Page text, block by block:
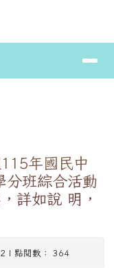
⏸
年國民中
分班綜合活動
詳如說 明，
| 點閱數： 364